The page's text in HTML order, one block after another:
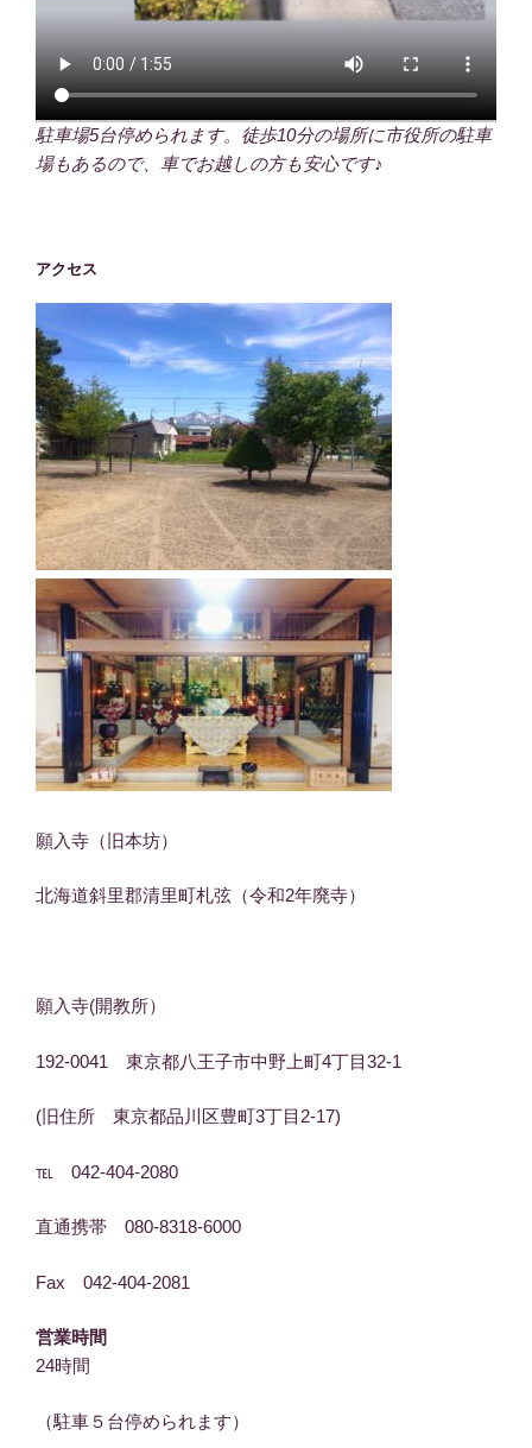
駐車場5台停められます。徒歩10分の場所に市役所の駐車
場もあるので、車でお越しの方も安心です♪
アクセス
願入寺（旧本坊）
北海道斜里郡清里町札弦（令和2年廃寺）
願入寺(開教所）
192-0041 東京都八王子市中野上町4丁目32-1
(旧住所 東京都品川区豊町3丁目2-17)
℡ 042-404-2080
直通携帯 080-8318-6000
Fax 042-404-2081
営業時間
24時間
（駐車５台停められます）